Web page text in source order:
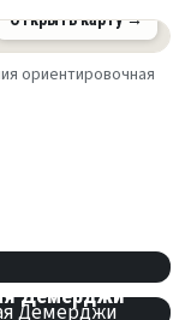
Открыть карту →
ориентировочная
Демерджи